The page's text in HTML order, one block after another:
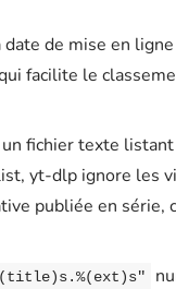
de mise en
facilite le
fichier texte
yt-dlp ignore les
publiée en